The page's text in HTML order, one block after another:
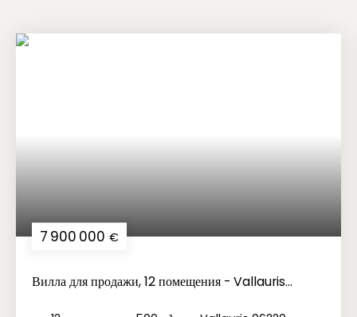
7 900 000 €
Вилла для продажи, 12 помещения - Vallauris